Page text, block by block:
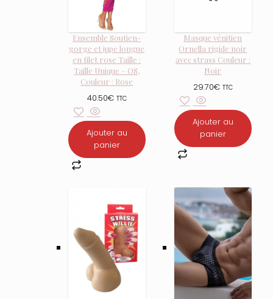
Ensemble Soutien-
gorge et jupe longue
en filet rose Taille :
Taille Unique – OS,
Couleur : Rose
40.50€ TTC
Ajouter au
panier
Masque vénitien
Ornella rigide noir
avec strass Couleur :
Noir
29.70€ TTC
Ajouter au
panier